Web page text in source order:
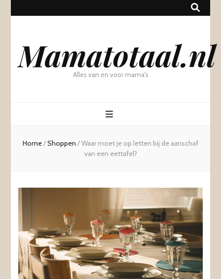
Mamatotaal.nl
Alles van en voor mama's
Home/Shoppen /Waar moet je op letten bij de aanschaf
van een eettafel?